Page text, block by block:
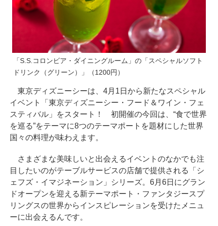
「S.S.コロンビア・ダイニングルーム」の「スペシャルソフト
ドリンク（グリーン）」（1200円）
東京ディズニーシーは、4月1日から新たなスペシャル
イベント「東京ディズニーシー・フード＆ワイン・フェ
スティバル」をスタート！ 初開催の今回は、“食で世界
を巡る”をテーマに8つのテーマポートを題材にした世界
国々の料理が味わえます。
さまざまな美味しいと出会えるイベントのなかでも注
目したいのがテーブルサービスの店舗で提供される「シ
ェフズ・イマジネーション」シリーズ。6月6日にグラン
ドオープンを迎える新テーマポート・ファンタジースプ
リングスの世界からインスピレーションを受けたメニュ
ーに出会えるんです。